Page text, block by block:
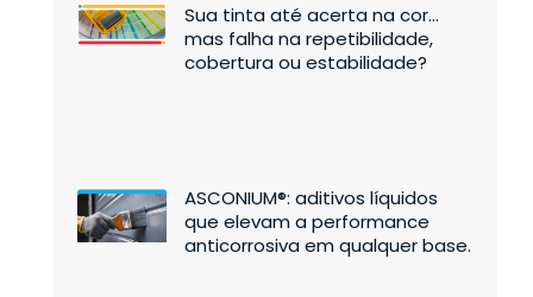
Sua tinta até acerta na cor…
mas falha na repetibilidade,
cobertura ou estabilidade?
ASCONIUM®: aditivos líquidos
que elevam a performance
anticorrosiva em qualquer base.